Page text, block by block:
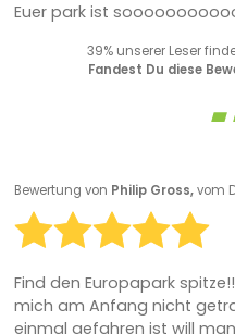
Euer park ist
39% unserer Leser
Fandest Du diese
Bewertung von Philip Gross,vom
Find den Europapark
mich am Anfang nicht
einmal gefahren ist will